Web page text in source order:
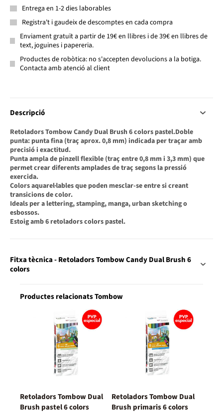
Entrega en 1-2 dies laborables
Registra't i gaudeix de descomptes en cada compra
Enviament gratuït a partir de 19€ en llibres i de 39€ en llibres de
text, joguines i papereria.
Productes de robòtica: no s'accepten devolucions a la botiga.
Contacta amb atenció al client
Descripció
Retoladors Tombow Candy Dual Brush 6 colors pastel.Doble
punta: punta fina (traç aprox. 0,8 mm) indicada per traçar amb
precisió i exactitud.
Punta ampla de pinzell flexible (traç entre 0,8 mm i 3,3 mm) que
permet crear diferents amplades de traç segons la pressió
exercida.
Colors aquarel·lables que poden mesclar-se entre si creant
transicions de color.
Ideals per a lettering, stamping, manga, urban sketching o
esbossos.
Estoig amb 6 retoladors colors pastel.
Fitxa tècnica - Retoladors Tombow Candy Dual Brush 6
colors
Productes relacionats Tombow
Retoladors Tombow Dual
Brush pastel 6 colors
Retoladors Tombow Dual
Brush primaris 6 colors